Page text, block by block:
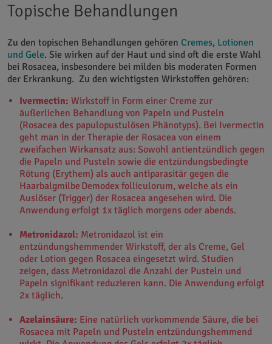
Topische Behandlungen
Zu den topischen Behandlungen gehören Cremes, Lotionen
und Gele. Sie wirken auf der Haut und sind oft die erste Wahl
bei Rosacea, insbesondere bei milden bis moderaten Formen
der Erkrankung. Zu den wichtigsten Wirkstoffen gehören:
Ivermectin: Wirkstoff in Form einer Creme zur
äußerlichen Behandlung von Papeln und Pusteln
(Rosacea des papulopustulösen Phänotyps). Bei Ivermectin
geht man in der Therapie der Rosacea von einem
zweifachen Wirkansatz aus: Sowohl antientzündlich gegen
die Papeln und Pusteln sowie die entzündungsbedingte
Rötung (Erythem) als auch antiparasitär gegen die
Haarbalgmilbe Demodex folliculorum, welche als ein
Auslöser (Trigger) der Rosacea angesehen wird. Die
Anwendung erfolgt 1x täglich morgens oder abends.
Metronidazol: Metronidazol ist ein
entzündungshemmender Wirkstoff, der als Creme, Gel
oder Lotion gegen Rosacea eingesetzt wird. Studien
zeigen, dass Metronidazol die Anzahl der Pusteln und
Papeln signifikant reduzieren kann. Die Anwendung erfolgt
2x täglich.
Azelainsäure: Eine natürlich vorkommende Säure, die bei
Rosacea mit Papeln und Pusteln entzündungshemmend